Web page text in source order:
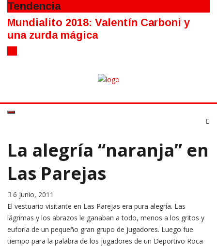
Tendencia
Mundialito 2018: Valentín Carboni y
una zurda mágica
La alegría “naranja” en
Las Parejas
6 junio, 2011
El vestuario visitante en Las Parejas era pura alegría. Las
lágrimas y los abrazos le ganaban a todo, menos a los gritos y
euforia de un pequeño gran grupo de jugadores. Luego fue
tiempo para la palabra de los jugadores de un Deportivo Roca